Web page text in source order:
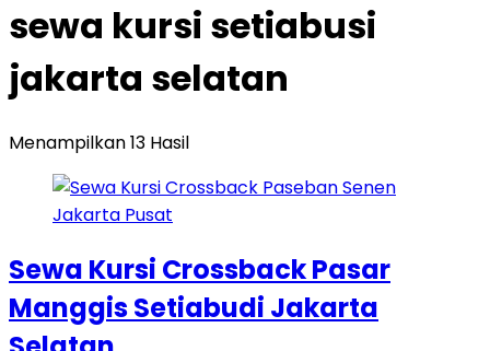
sewa kursi setiabusi
jakarta selatan
Menampilkan 13 Hasil
Sewa Kursi Crossback Pasar
Manggis Setiabudi Jakarta